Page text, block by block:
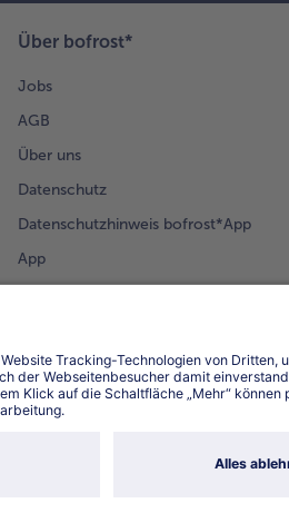
Über bofrost*
Jobs
AGB
Über uns
Datenschutz
Datenschutzhinweis bofrost*App
App